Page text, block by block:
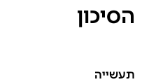
הסיכון
תעשייה